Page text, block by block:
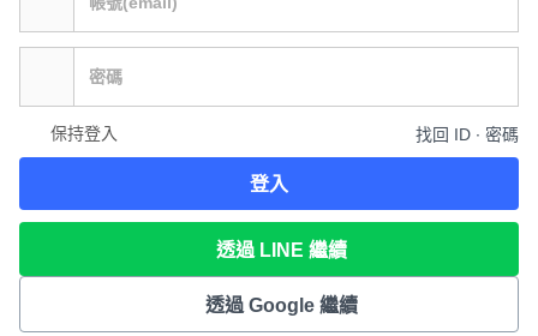
保持登入 找回 ID ∙ 密碼
登入
透過 LINE 繼續
透過 Google 繼續